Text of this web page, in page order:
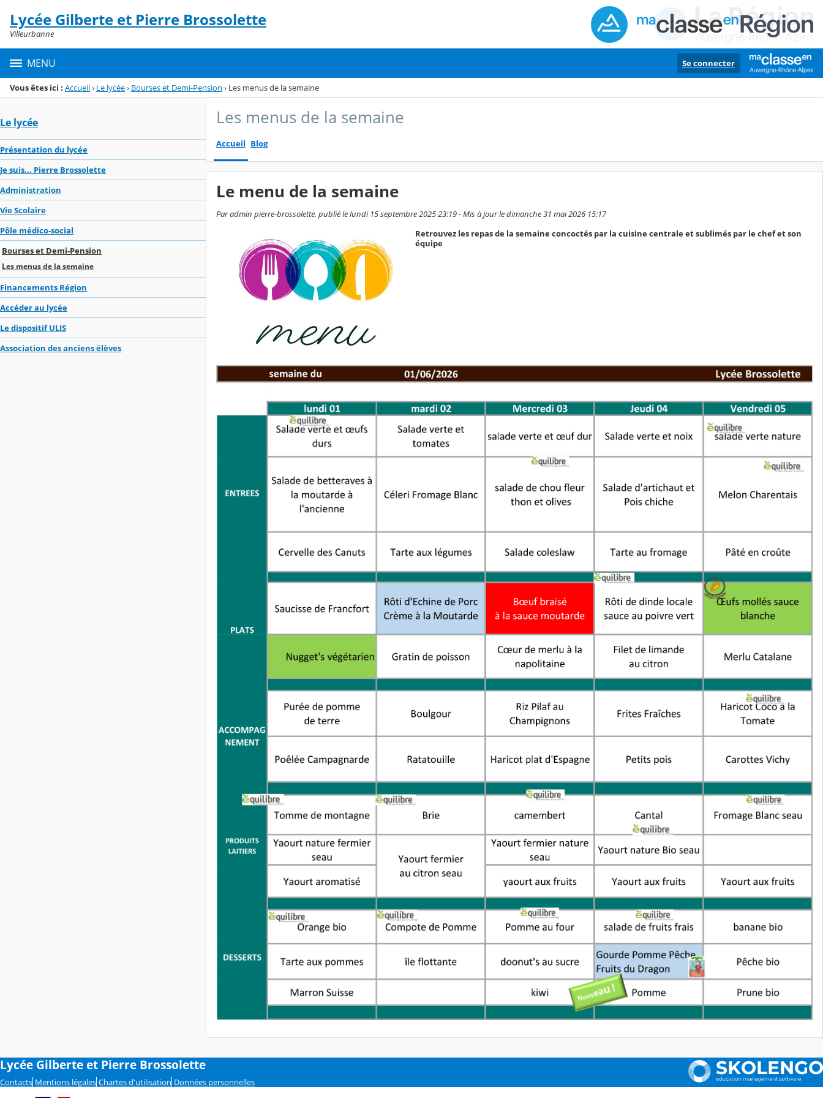
Menu de la rubrique
Contenu
Lycée Gilberte et Pierre Brossolette
Villeurbanne
MENU Se connecter
Vous êtes ici : Accueil› Le lycée› Bourses et Demi-Pension › Les menus de la semaine
Le lycée
Présentation du lycée
Je suis... Pierre Brossolette
Administration
Vie Scolaire
Pôle médico-social
Bourses et Demi-Pension
Les menus de la semaine
Financements Région
Accéder au lycée
Le dispositif ULIS
Association des anciens élèves
Les menus de la semaine
Accueil Blog
Le menu de la semaine
Par admin pierre-brossolette, publié le lundi 15 septembre 2025 23:19 - Mis à jour le dimanche 31 mai 2026 15:17
Retrouvez les repas de la semaine concoctés par la cuisine centrale et sublimés par le chef et son
équipe
Lycée Gilberte et Pierre Brossolette
Contacts Mentions légales Chartes d'utilisation Données personnelles